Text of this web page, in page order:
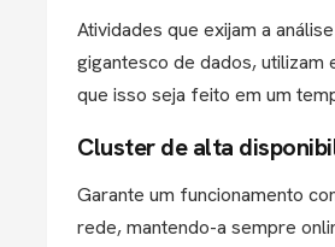
Atividades que exijam a
gigantesco de dados, utilizam
que isso seja feito em um
Cluster de alta
Garante um funcionamento
rede, mantendo-a sempre